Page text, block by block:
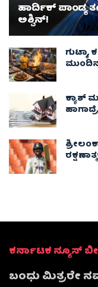
ಹಾರ್ದಿಕ್ ಪಾಂಡ್ಯ
ಅಶ್ವಿನ್​!
ಕ್ಯಾಶ್
ಕರ್ನಾಟಕ ನ್ಯೂಸ್
ಬಂಧು ಮಿತ್ರರೇ